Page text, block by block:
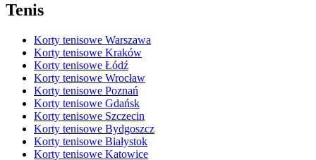
Tenis
Korty tenisowe Warszawa
Korty tenisowe Kraków
Korty tenisowe Łódź
Korty tenisowe Wrocław
Korty tenisowe Poznań
Korty tenisowe Gdańsk
Korty tenisowe Szczecin
Korty tenisowe Bydgoszcz
Korty tenisowe Białystok
Korty tenisowe Katowice